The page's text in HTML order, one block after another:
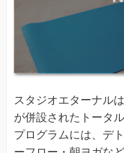
スタジオエターナル
が併設されたトータ
プログラムには、デ